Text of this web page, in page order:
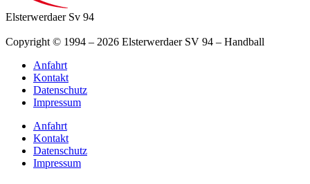
Elsterwerdaer Sv 94
Copyright © 1994 – 2026 Elsterwerdaer SV 94 – Handball
Anfahrt
Kontakt
Datenschutz
Impressum
Anfahrt
Kontakt
Datenschutz
Impressum